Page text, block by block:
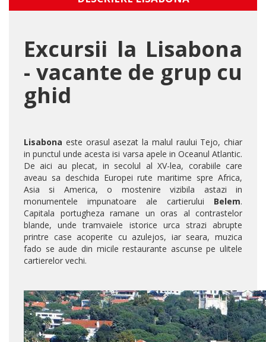
Excursii la Lisabona
- vacante de grup cu
ghid
Lisabona este orasul asezat la malul raului Tejo, chiar
in punctul unde acesta isi varsa apele in Oceanul Atlantic.
De aici au plecat, in secolul al XV-lea, corabiile care
aveau sa deschida Europei rute maritime spre Africa,
Asia si America, o mostenire vizibila astazi in
monumentele impunatoare ale cartierului Belem.
Capitala portugheza ramane un oras al contrastelor
blande, unde tramvaiele istorice urca strazi abrupte
printre case acoperite cu azulejos, iar seara, muzica
fado se aude din micile restaurante ascunse pe ulitele
cartierelor vechi.